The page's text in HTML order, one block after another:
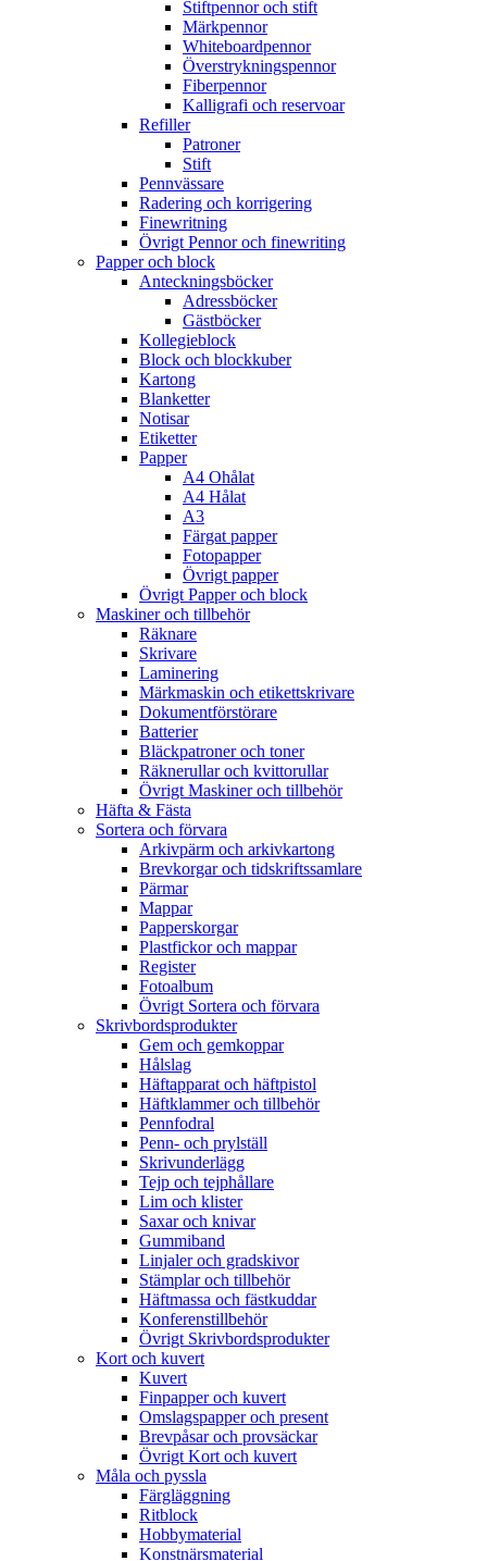
Stiftpennor och stift
Märkpennor
Whiteboardpennor
Överstrykningspennor
Fiberpennor
Kalligrafi och reservoar
Refiller
Patroner
Stift
Pennvässare
Radering och korrigering
Finewritning
Övrigt Pennor och finewriting
Papper och block
Anteckningsböcker
Adressböcker
Gästböcker
Kollegieblock
Block och blockkuber
Kartong
Blanketter
Notisar
Etiketter
Papper
A4 Ohålat
A4 Hålat
A3
Färgat papper
Fotopapper
Övrigt papper
Övrigt Papper och block
Maskiner och tillbehör
Räknare
Skrivare
Laminering
Märkmaskin och etikettskrivare
Dokumentförstörare
Batterier
Bläckpatroner och toner
Räknerullar och kvittorullar
Övrigt Maskiner och tillbehör
Häfta & Fästa
Sortera och förvara
Arkivpärm och arkivkartong
Brevkorgar och tidskriftssamlare
Pärmar
Mappar
Papperskorgar
Plastfickor och mappar
Register
Fotoalbum
Övrigt Sortera och förvara
Skrivbordsprodukter
Gem och gemkoppar
Hålslag
Häftapparat och häftpistol
Häftklammer och tillbehör
Pennfodral
Penn- och prylställ
Skrivunderlägg
Tejp och tejphållare
Lim och klister
Saxar och knivar
Gummiband
Linjaler och gradskivor
Stämplar och tillbehör
Häftmassa och fästkuddar
Konferenstillbehör
Övrigt Skrivbordsprodukter
Kort och kuvert
Kuvert
Finpapper och kuvert
Omslagspapper och present
Brevpåsar och provsäckar
Övrigt Kort och kuvert
Måla och pyssla
Färgläggning
Ritblock
Hobbymaterial
Konstnärsmaterial